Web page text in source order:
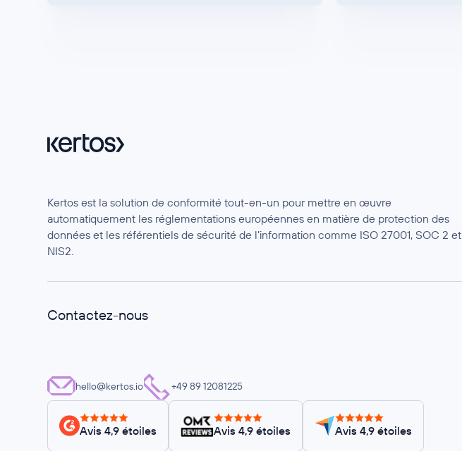
Kertos est la solution de conformité tout-en-un pour mettre en œuvre
automatiquement les réglementations européennes en matière de protection des
données et les référentiels de sécurité de l’information comme ISO 27001, SOC 2 et
NIS2.
Contactez-nous
hello@kertos.io +49 89 12081225
Avis 4,9 étoiles Avis 4,9 étoiles Avis 4,9 étoiles